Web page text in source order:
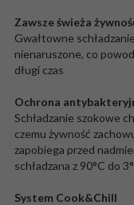
Zawsze świeża
Gwałtowne
nienaruszone, co
długi czas
Ochrona
Schładzanie szokowe
czemu żywność
zapobiega przed
schładzana z 90°C do
System Cook&Chill